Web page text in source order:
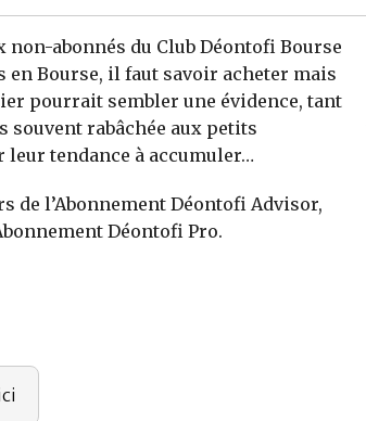
Objectifs & stratégie
Retraite
Transmission
Investir
Location
abonnés du Club Déontofi Bourse
en Bourse, il faut savoir acheter mais
pourrait sembler une évidence, tant
souvent rabâchée aux petits
tendance à accumuler…
de l’Abonnement Déontofi Advisor,
Déontofi Pro.